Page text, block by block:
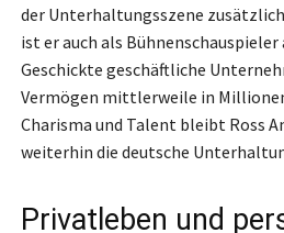
der Unterhaltungsszene
ist er auch als
Geschickte geschäftliche
Vermögen mittlerweile in
Charisma und Talent bleibt Ross
weiterhin die deutsche
Privatleben und